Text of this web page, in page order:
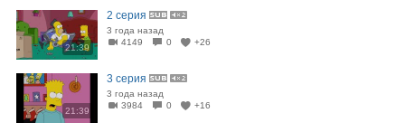
21:39
2 серия
3 года назад
4149
0 +26
21:39
3 серия
3 года назад
3984
0 +16